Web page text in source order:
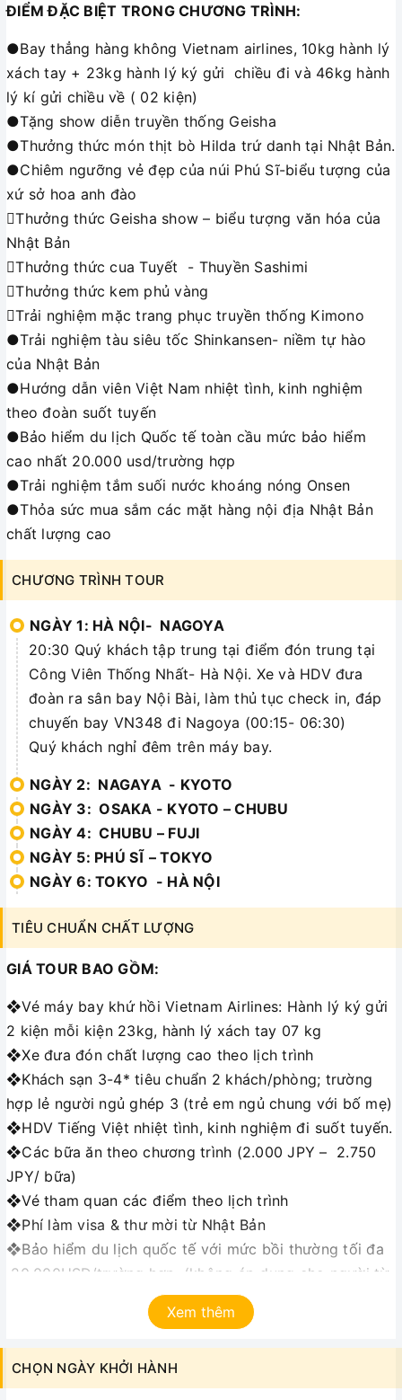
ĐIỂM ĐẶC BIỆT TRONG CHƯƠNG TRÌNH:
●Bay thẳng hàng không Vietnam airlines, 10kg hành lý
xách tay + 23kg hành lý ký gửi chiều đi và 46kg hành
lý kí gửi chiều về ( 02 kiện)
●Tặng show diễn truyền thống Geisha
●Thưởng thức món thịt bò Hilda trứ danh tại Nhật Bản.
●Chiêm ngưỡng vẻ đẹp của núi Phú Sĩ-biểu tượng của
xứ sở hoa anh đào
Thưởng thức Geisha show – biểu tượng văn hóa của
Nhật Bản
Thưởng thức cua Tuyết - Thuyền Sashimi
Thưởng thức kem phủ vàng
Trải nghiệm mặc trang phục truyền thống Kimono
●Trải nghiệm tàu siêu tốc Shinkansen- niềm tự hào
của Nhật Bản
●Hướng dẫn viên Việt Nam nhiệt tình, kinh nghiệm
theo đoàn suốt tuyến
●Bảo hiểm du lịch Quốc tế toàn cầu mức bảo hiểm
cao nhất 20.000 usd/trường hợp
●Trải nghiệm tắm suối nước khoáng nóng Onsen
●Thỏa sức mua sắm các mặt hàng nội địa Nhật Bản
chất lượng cao
CHƯƠNG TRÌNH TOUR
NGÀY 1: HÀ NỘI- NAGOYA
20:30 Quý khách tập trung tại điểm đón trung tại
Công Viên Thống Nhất- Hà Nội. Xe và HDV đưa
đoàn ra sân bay Nội Bài, làm thủ tục check in, đáp
chuyến bay VN348 đi Nagoya (00:15- 06:30)
Quý khách nghỉ đêm trên máy bay.
NGÀY 2: NAGAYA - KYOTO
NGÀY 3: OSAKA - KYOTO – CHUBU
NGÀY 4: CHUBU – FUJI
NGÀY 5: PHÚ SĨ – TOKYO
NGÀY 6: TOKYO - HÀ NỘI
TIÊU CHUẨN CHẤT LƯỢNG
GIÁ TOUR BAO GỒM:
❖Vé máy bay khứ hồi Vietnam Airlines: Hành lý ký gửi
2 kiện mỗi kiện 23kg, hành lý xách tay 07 kg
❖Xe đưa đón chất lượng cao theo lịch trình
❖Khách sạn 3-4* tiêu chuẩn 2 khách/phòng; trường
hợp lẻ người ngủ ghép 3 (trẻ em ngủ chung với bố mẹ)
❖HDV Tiếng Việt nhiệt tình, kinh nghiệm đi suốt tuyến.
❖Các bữa ăn theo chương trình (2.000 JPY – 2.750
JPY/ bữa)
❖Vé tham quan các điểm theo lịch trình
❖Phí làm visa & thư mời từ Nhật Bản
❖Bảo hiểm du lịch quốc tế với mức bồi thường tối đa
20.000USD/trường hợp. (không áp dụng cho người từ
GIÁ TOUR KHÔNG GỒM:
Xem thêm
CHỌN NGÀY KHỞI HÀNH